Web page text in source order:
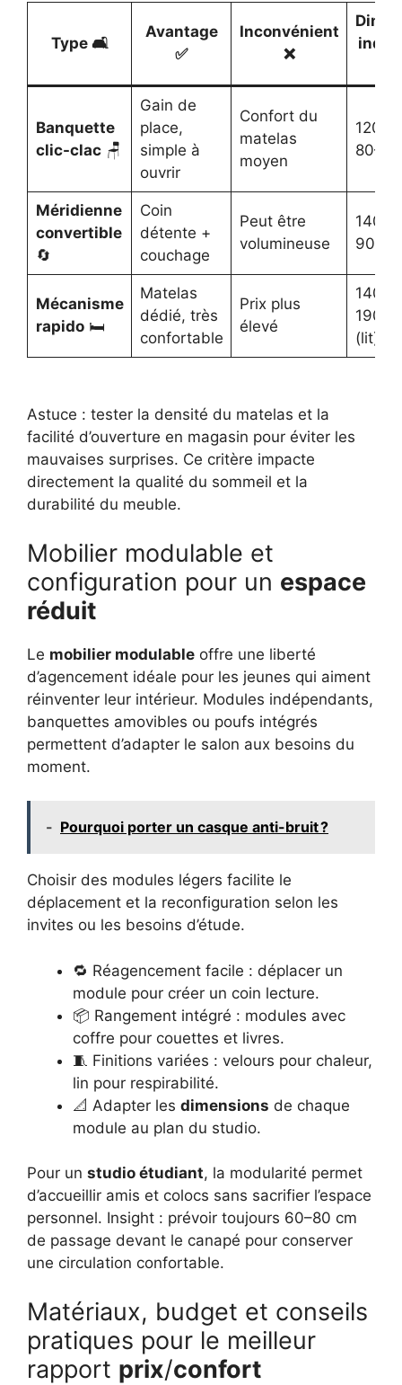
Type 🛋️
Avantage
✅
Inconvénient
❌
Banquette
clic-clac🪑
Gain de
place,
simple à
ouvrir
Confort du
matelas
moyen
Méridienne
convertible
🔄
Coin
détente +
couchage
Peut être
volumineuse
Mécanisme
rapido🛏️
Matelas
dédié, très
confortable
Prix plus
élevé
(lit)
Astuce : tester la densité du matelas et la
facilité d’ouverture en magasin pour éviter les
mauvaises surprises. Ce critère impacte
directement la qualité du sommeil et la
durabilité du meuble.
Mobilier modulable et
configuration pour un espace
réduit
Le mobilier modulable offre une liberté
d’agencement idéale pour les jeunes qui aiment
réinventer leur intérieur. Modules indépendants,
banquettes amovibles ou poufs intégrés
permettent d’adapter le salon aux besoins du
moment.
- Pourquoi porter un casque anti-bruit ?
Choisir des modules légers facilite le
déplacement et la reconfiguration selon les
invites ou les besoins d’étude.
🔁 Réagencement facile : déplacer un
module pour créer un coin lecture.
📦 Rangement intégré : modules avec
coffre pour couettes et livres.
🧵 Finitions variées : velours pour chaleur,
lin pour respirabilité.
📐 Adapter les dimensions de chaque
module au plan du studio.
Pour un studio étudiant, la modularité permet
d’accueillir amis et colocs sans sacrifier l’espace
personnel. Insight : prévoir toujours 60–80 cm
de passage devant le canapé pour conserver
une circulation confortable.
Matériaux, budget et conseils
pratiques pour le meilleur
rapport prix/confort